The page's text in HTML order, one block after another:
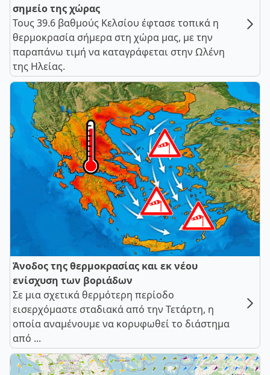
σημείο της χώρας
Τους 39.6 βαθμούς Κελσίου έφτασε τοπικά η
θερμοκρασία σήμερα στη χώρα μας, με την
παραπάνω τιμή να καταγράφεται στην Ωλένη
της Ηλείας.
Άνοδος της θερμοκρασίας και εκ νέου
ενίσχυση των βοριάδων
Σε μια σχετικά θερμότερη περίοδο
εισερχόμαστε σταδιακά από την Τετάρτη, η
οποία αναμένουμε να κορυφωθεί το διάστημα
από ...